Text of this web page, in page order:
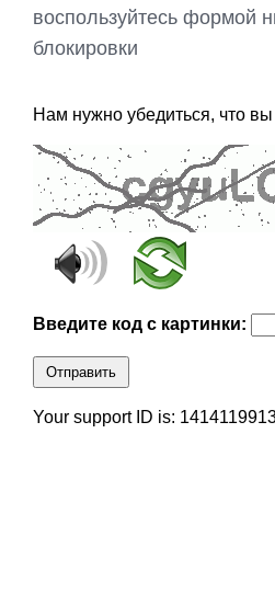
воспользуйтесь формой
блокировки
Нам нужно убедиться, что
Введите код с картинки:
Отправить
Your support ID is: